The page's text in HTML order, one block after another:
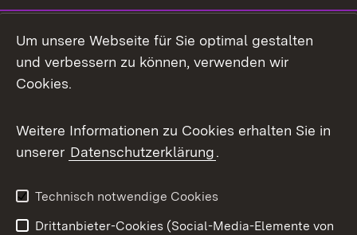
X / Twitter
Youtube
Kontakt
Datenschutz
Barrierefreiheit
Impressum
Cookies
Um unsere Webseite für Sie optimal gestalten
und verbessern zu können, verwenden wir
Cookies.
Weitere Informationen zu Cookies erhalten Sie in
unserer Datenschutzerklärung.
Technisch notwendige Cookies
Drittanbieter-Cookies (Social-Media-Elemente von